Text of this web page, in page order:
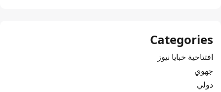
Categories
افتتاحية خبايا نيوز
جهوي
دولي